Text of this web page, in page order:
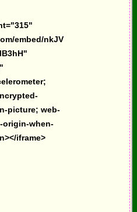
embed/nkJV
picture; web-
origin-when-
iframe>